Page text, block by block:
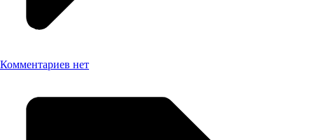
Комментариев нет